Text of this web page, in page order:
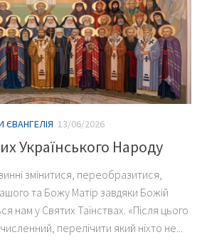
13/06/2026
Українського Народу
змінитися, переобразитися,
та Божу Матір завдяки Божій
нам у Святих Таїнствах. «Після цього
перелічити який ніхто не...